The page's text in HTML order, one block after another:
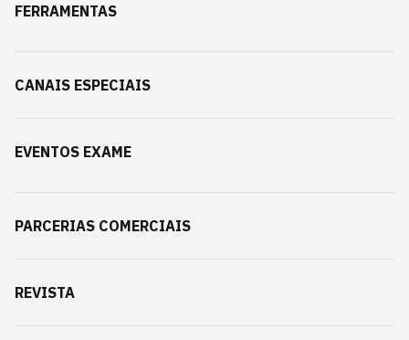
FERRAMENTAS
CANAIS ESPECIAIS
EVENTOS EXAME
PARCERIAS COMERCIAIS
REVISTA